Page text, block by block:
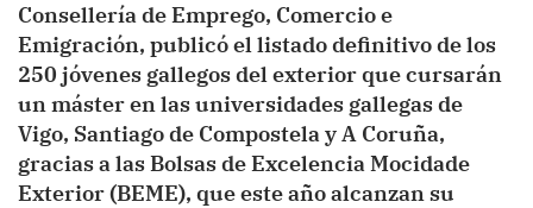
Consellería de Emprego, Comercio e
Emigración, publicó el listado definitivo de los
250 jóvenes gallegos del exterior que cursarán
un máster en las universidades gallegas de
Vigo, Santiago de Compostela y A Coruña,
gracias a las Bolsas de Excelencia Mocidade
Exterior (BEME), que este año alcanzan su